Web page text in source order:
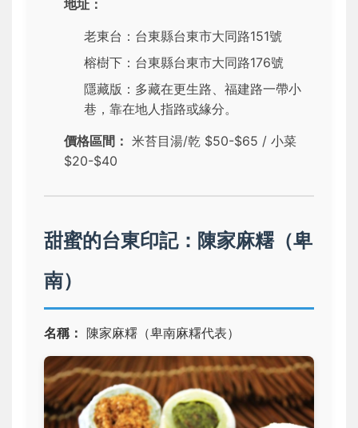
地址：
老東台：台東縣台東市大同路151號
榕樹下：台東縣台東市大同路176號
隱藏版：多藏在更生路、福建路一帶小
巷，靠在地人指路或緣分。
價格區間： 米苔目湯/乾 $50-$65 / 小菜
$20-$40
甜蜜的台東印記：陳家麻糬（卑
南）
名稱： 陳家麻糬（卑南麻糬代表）